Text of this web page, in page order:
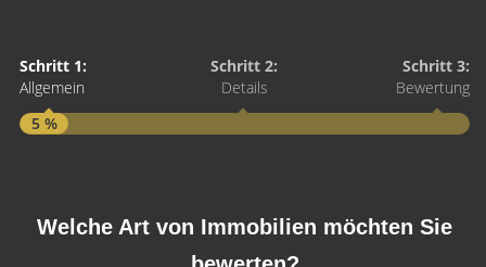
Schritt 1:
Allgemein
Schritt 2:
Details
Schritt 3:
Bewertung
5 %
Welche Art von Immobilien möchten Sie